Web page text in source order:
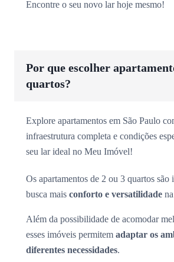
Encontre o seu novo lar hoje mesmo!
Por que escolher
quartos?
Explore apartamentos em São Paulo
infraestrutura completa e condições
seu lar ideal no Meu Imóvel!
Os apartamentos de 2 ou 3 quartos são
busca mais conforto e versatilidade
Além da possibilidade de acomodar
esses imóveis permitem adaptar os
diferentes necessidades.